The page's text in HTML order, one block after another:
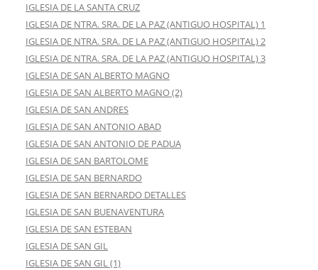
IGLESIA DE LA SANTA CRUZ
IGLESIA DE NTRA. SRA. DE LA PAZ (ANTIGUO HOSPITAL) 1
IGLESIA DE NTRA. SRA. DE LA PAZ (ANTIGUO HOSPITAL) 2
IGLESIA DE NTRA. SRA. DE LA PAZ (ANTIGUO HOSPITAL) 3
IGLESIA DE SAN ALBERTO MAGNO
IGLESIA DE SAN ALBERTO MAGNO (2)
IGLESIA DE SAN ANDRES
IGLESIA DE SAN ANTONIO ABAD
IGLESIA DE SAN ANTONIO DE PADUA
IGLESIA DE SAN BARTOLOME
IGLESIA DE SAN BERNARDO
IGLESIA DE SAN BERNARDO DETALLES
IGLESIA DE SAN BUENAVENTURA
IGLESIA DE SAN ESTEBAN
IGLESIA DE SAN GIL
IGLESIA DE SAN GIL (1)